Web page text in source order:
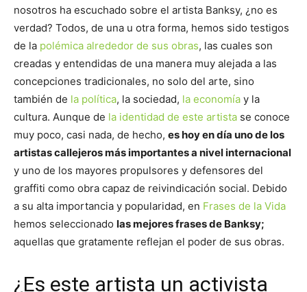
nosotros ha escuchado sobre el artista Banksy, ¿no es
verdad? Todos, de una u otra forma, hemos sido testigos
de la polémica alrededor de sus obras, las cuales son
creadas y entendidas de una manera muy alejada a las
concepciones tradicionales, no solo del arte, sino
también de la política, la sociedad, la economía y la
cultura. Aunque de la identidad de este artista se conoce
muy poco, casi nada, de hecho, es hoy en día uno de los
artistas callejeros más importantes a nivel internacional
y uno de los mayores propulsores y defensores del
graffiti como obra capaz de reivindicación social. Debido
a su alta importancia y popularidad, en Frases de la Vida
hemos seleccionado las mejores frases de Banksy;
aquellas que gratamente reflejan el poder de sus obras.
¿Es este artista un activista